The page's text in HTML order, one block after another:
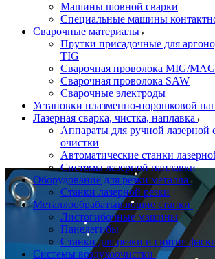
Машины шовной сварки
Специальные машины
Сварочные материалы
Прутки присадочные для
TIG
Сварочная проволока MIG/MAG
Сварочная проволока SAW
Сварочные электроды
Установки плазменно-порошковой
Лазерная сварка, чистка, наплавка
Аппараты для ручной лазерной
очистки
Автоматические станки
Системы лазерной наплавки
Оборудование для резки металла
Станки лазерной резки
Металлообрабатывающие станки
Листогибочные машины
Панелегибы
Станки для резки и снятия
Системы воздухоочистки